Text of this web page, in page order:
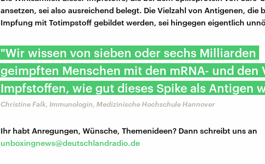
ansetzen, sei also ausreichend belegt. Die Vielzahl von Antigenen, die
Impfung mit Totimpstoff gebildet werden, sei hingegen eigentlich
"Wir wissen von sieben oder sechs Milliarden
geimpften Menschen mit den mRNA- und den
Impfstoffen, wie gut dieses Spike als Antigen
Christine Falk, Immunologin, Medizinische Hochschule Hannover
Ihr habt Anregungen, Wünsche, Themenideen? Dann schreibt uns an
unboxingnews@deutschlandradio.de